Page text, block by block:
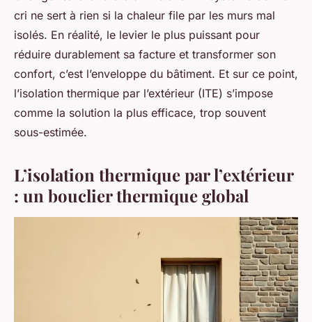
cri ne sert à rien si la chaleur file par les murs mal
isolés. En réalité, le levier le plus puissant pour
réduire durablement sa facture et transformer son
confort, c’est l’enveloppe du bâtiment. Et sur ce point,
l’isolation thermique par l’extérieur (ITE) s’impose
comme la solution la plus efficace, trop souvent
sous-estimée.
L’isolation thermique par l’extérieur
: un bouclier thermique global